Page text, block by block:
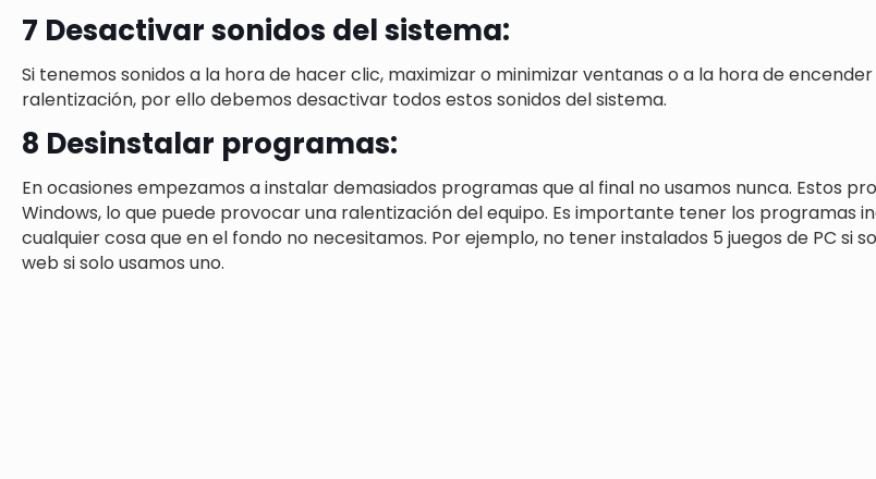
7 Desactivar sonidos del sistema:
Si tenemos sonidos a la hora de hacer clic, maximizar o minimizar ventanas o a la hora de
ralentización, por ello debemos desactivar todos estos sonidos del sistema.
8 Desinstalar programas:
En ocasiones empezamos a instalar demasiados programas que al final no usamos nunca. Estos
Windows, lo que puede provocar una ralentización del equipo. Es importante tener los programas
cualquier cosa que en el fondo no necesitamos. Por ejemplo, no tener instalados 5 juegos de PC si
web si solo usamos uno.